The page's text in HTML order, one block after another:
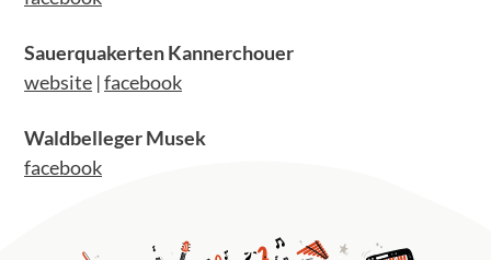
Sauerquakerten Kannerchouer
website |facebook
Waldbelleger Musek
facebook